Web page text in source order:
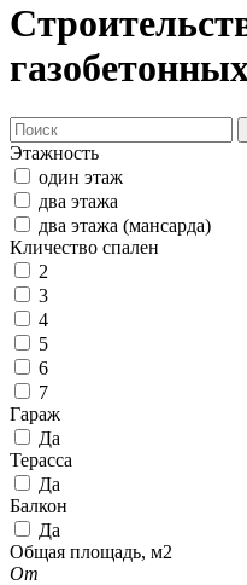
Этажность
один этаж
два этажа
два этажа (мансарда)
Кличество спален
2
3
4
5
6
7
Гараж
Да
Терасса
Да
Балкон
Да
Общая площадь, м2
От